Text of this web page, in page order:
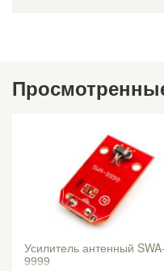
Усилитель антенный SWA-
9999